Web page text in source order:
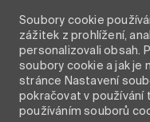
Soubory cookie
zážitek z prohlížení,
personalizovali obsah.
soubory cookie a jak je
stránce Nastavení
pokračovat v používání
používáním souborů